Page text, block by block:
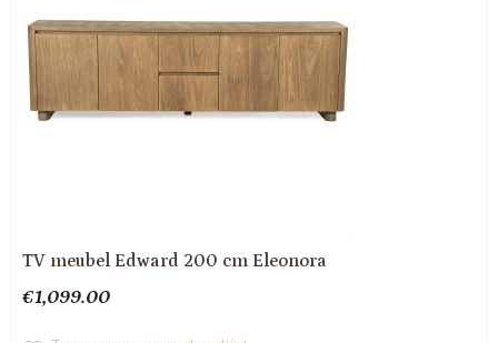
TV meubel Edward 200 cm Eleonora
€1,099.00